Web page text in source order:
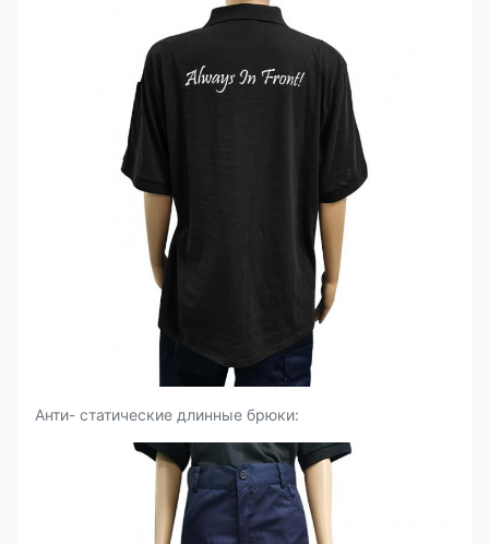
Анти- статические длинные брюки: